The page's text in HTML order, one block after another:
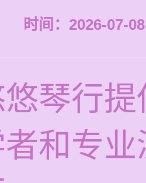
时间：2026-07-
琴行
和专